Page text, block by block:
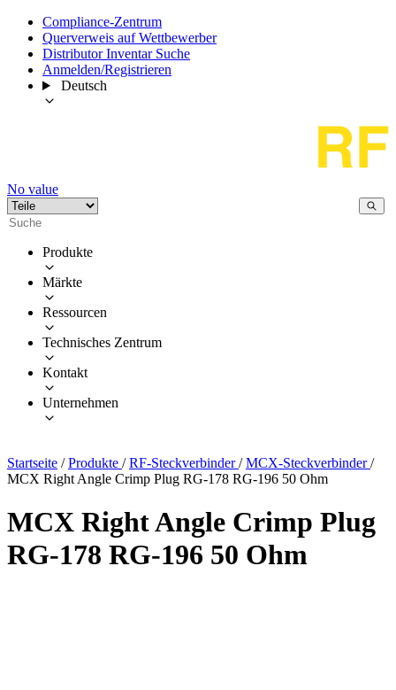
Compliance-Zentrum
Querverweis auf Wettbewerber
Distributor Inventar Suche
Anmelden/Registrieren
Deutsch
No value
Produkte
Märkte
Ressourcen
Technisches Zentrum
Kontakt
Unternehmen
Startseite / Produkte / RF-Steckverbinder/ MCX-Steckverbinder/
MCX Right Angle Crimp Plug RG-178 RG-196 50 Ohm
MCX Right Angle Crimp Plug
RG-178 RG-196 50 Ohm